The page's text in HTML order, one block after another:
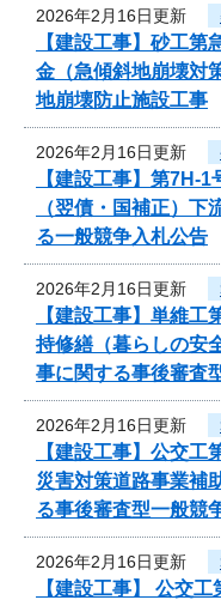
2026年2月16日更新
【建設工事】砂工
金（急傾斜地崩壊対
地崩壊防止施設工事
2026年2月16日更新
【建設工事】第7H-
（翌債・国補正）
る一般競争入札公告
2026年2月16日更新
【建設工事】単維
持修繕（暮らしの安
事に関する事後審査
2026年2月16日更新
【建設工事】公交
災害対策道路事業補
る事後審査型一般競
2026年2月16日更新
【建設工事】 公交